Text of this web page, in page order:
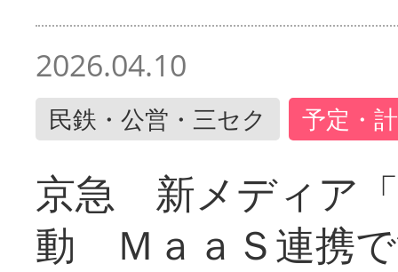
2026.04.10
民鉄・公営・三セク 予定・
京急 新メディア
動 ＭａａＳ連携